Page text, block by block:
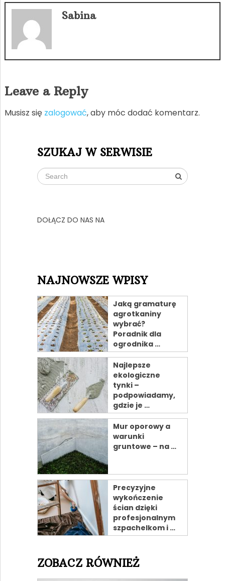
Sabina
Leave a Reply
Musisz się zalogować, aby móc dodać komentarz.
SZUKAJ W SERWISIE
DOŁĄCZ DO NAS NA
NAJNOWSZE WPISY
Jaką gramaturę
agrotkaniny
wybrać?
Poradnik dla
ogrodnika …
Najlepsze
ekologiczne
tynki –
podpowiadamy,
gdzie je …
Mur oporowy a
warunki
gruntowe – na …
Precyzyjne
wykończenie
ścian dzięki
profesjonalnym
szpachelkom i …
ZOBACZ RÓWNIEŻ